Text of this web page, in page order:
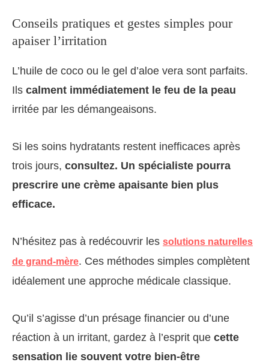
Conseils pratiques et gestes simples pour
apaiser l’irritation
L’huile de coco ou le gel d’aloe vera sont parfaits.
Ils calment immédiatement le feu de la peau
irritée par les démangeaisons.
Si les soins hydratants restent inefficaces après
trois jours, consultez. Un spécialiste pourra
prescrire une crème apaisante bien plus
efficace.
N’hésitez pas à redécouvrir les solutions naturelles
de grand-mère. Ces méthodes simples complètent
idéalement une approche médicale classique.
Qu’il s’agisse d’un présage financier ou d’une
réaction à un irritant, gardez à l’esprit que cette
sensation lie souvent votre bien-être